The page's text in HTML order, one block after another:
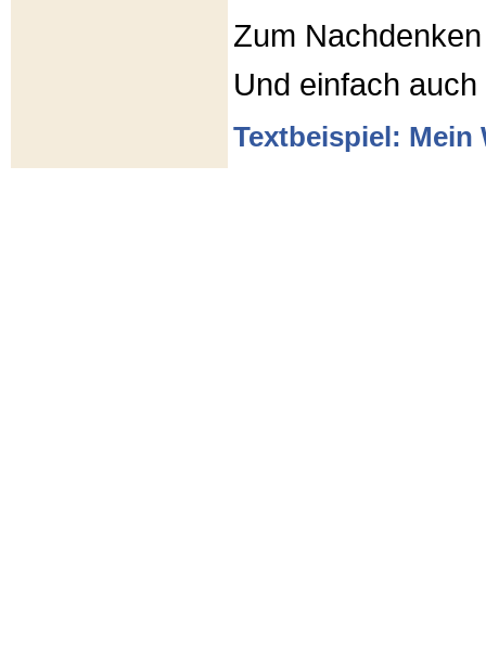
Zum Nachdenken
Und einfach
Textbeispiel: Mein